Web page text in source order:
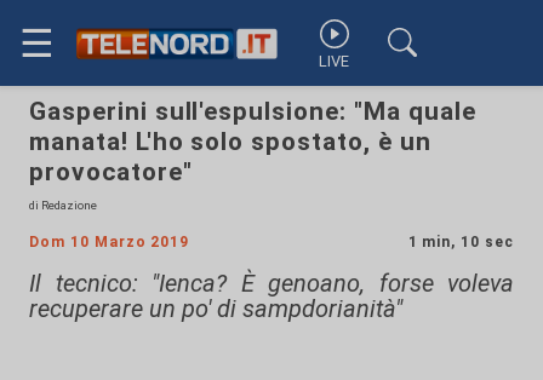
☰ LIVE
Gasperini sull'espulsione: "Ma quale
manata! L'ho solo spostato, è un
provocatore"
di Redazione
Dom 10 Marzo 2019 1 min, 10 sec
Il tecnico: "Ienca? È genoano, forse voleva
recuperare un po' di sampdorianità"